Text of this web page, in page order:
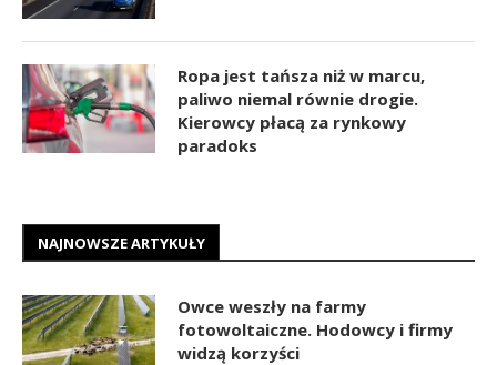
Ropa jest tańsza niż w marcu,
paliwo niemal równie drogie.
Kierowcy płacą za rynkowy
paradoks
NAJNOWSZE ARTYKUŁY
Owce weszły na farmy
fotowoltaiczne. Hodowcy i firmy
widzą korzyści